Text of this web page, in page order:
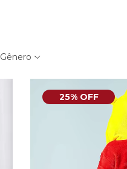
Gênero
25% OFF